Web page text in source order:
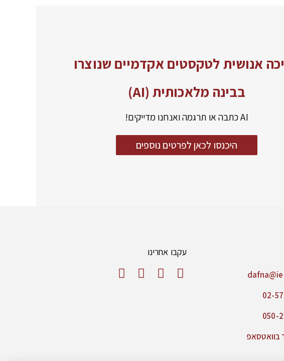
אנושית לטקסטים אקדמיים שנוצרו
בבינה מלאכותית (AI)
AIכתבה או תרגמה ואנחנו מדייקים!
היכנסו לכאן לפרטים נוספים
בוואטסאפ
עקבו אחרינו